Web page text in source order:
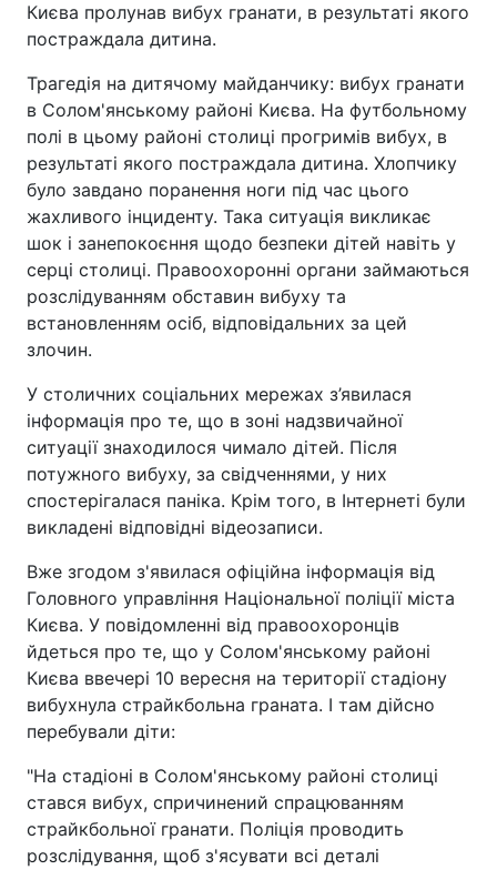
Києва пролунав вибух гранати, в результаті якого
постраждала дитина.
Трагедія на дитячому майданчику: вибух гранати
в Солом'янському районі Києва. На футбольному
полі в цьому районі столиці прогримів вибух, в
результаті якого постраждала дитина. Хлопчику
було завдано поранення ноги під час цього
жахливого інциденту. Така ситуація викликає
шок і занепокоєння щодо безпеки дітей навіть у
серці столиці. Правоохоронні органи займаються
розслідуванням обставин вибуху та
встановленням осіб, відповідальних за цей
злочин.
У столичних соціальних мережах з’явилася
інформація про те, що в зоні надзвичайної
ситуації знаходилося чимало дітей. Після
потужного вибуху, за свідченнями, у них
спостерігалася паніка. Крім того, в Інтернеті були
викладені відповідні відеозаписи.
Вже згодом з'явилася офіційна інформація від
Головного управління Національної поліції міста
Києва. У повідомленні від правоохоронців
йдеться про те, що у Солом'янському районі
Києва ввечері 10 вересня на території стадіону
вибухнула страйкбольна граната. І там дійсно
перебували діти:
"На стадіоні в Солом'янському районі столиці
стався вибух, спричинений спрацюванням
страйкбольної гранати. Поліція проводить
розслідування, щоб з'ясувати всі деталі